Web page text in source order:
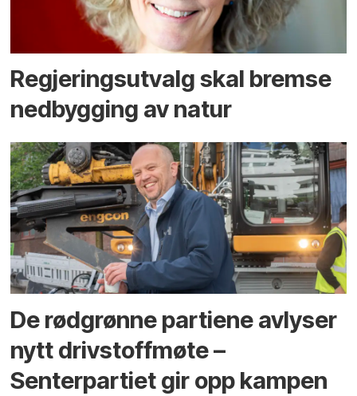
Regjerings­utvalg skal bremse
ned­bygging av natur
De rødgrønne partiene avlyser
nytt drivstoffmøte –
Senterpartiet gir opp kampen